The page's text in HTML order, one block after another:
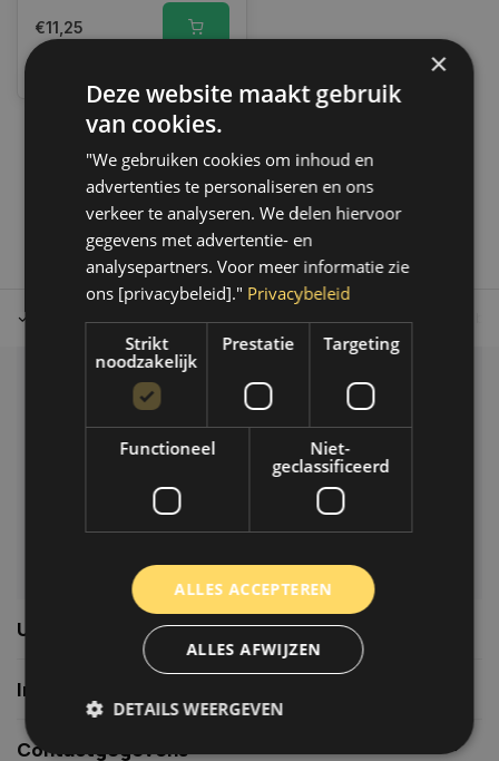
€11,25
1
Tot 30 dagen retour sturen. Op werkdagen voor 14.00 uur
Klantenservice
Veelgestelde vragen
06-39119169
info@autoklusser.nl
Usefull links
Informatie
Contactgegevens
×
Deze website maakt gebruik
van cookies.
"We gebruiken cookies om inhoud en
advertenties te personaliseren en ons
verkeer te analyseren. We delen hiervoor
gegevens met advertentie- en
analysepartners. Voor meer informatie zie
ons [privacybeleid]." Privacybeleid
Strikt
noodzakelijk
Prestatie Targeting
Functioneel
Niet-
geclassificeerd
ALLES ACCEPTEREN
ALLES AFWIJZEN
DETAILS WEERGEVEN